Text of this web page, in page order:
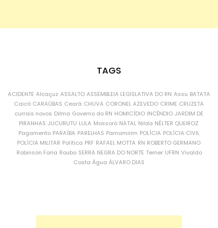
TAGS
ACIDENTE Alcaçuz ASSALTO ASSEMBLEIA LEGISLATIVA DO RN Assu BATATA
Caicó CARAÚBAS Ceará CHUVA CORONEL AZEVEDO CRIME CRUZETA
currais novos Dilma Governo do RN HOMICÍDIO INCÊNDIO JARDIM DE
PIRANHAS JUCURUTU LULA Mossoró NATAL Nilda NÉLTER QUEIROZ
Pagamento PARAÍBA PARELHAS Parnamirim POLÍCIA POLÍCIA CIVIL
POLÍCIA MILITAR Política PRF RAFAEL MOTTA RN ROBERTO GERMANO
Robinson Faria Roubo SERRA NEGRA DO NORTE Temer UFRN Vivaldo
Costa Água ÁLVARO DIAS